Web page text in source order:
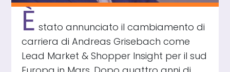
È stato annunciato il cambiamento di
carriera di Andreas Grisebach come
Lead Market & Shopper Insight per il sud